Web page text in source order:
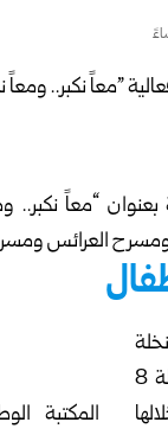
“معاً نكبر..
ومسرح العرائس
لتنمية ورعاية الأمومة والطفولة الراعية لمجلة 8